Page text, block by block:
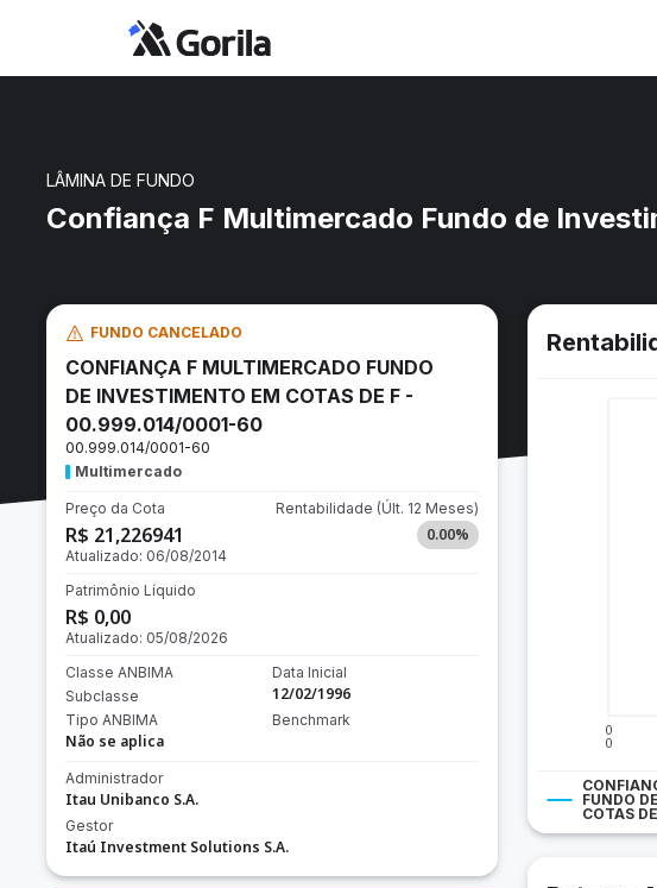
LÂMINA DE FUNDO
Confiança F Multimercado Fundo de
FUNDO CANCELADO
CONFIANÇA F MULTIMERCADO FUNDO
DE INVESTIMENTO EM COTAS DE F -
00.999.014/0001-60
00.999.014/0001-60
Multimercado
Preço da Cota
R$ 21,226941
Atualizado: 06/08/2014
Rentabilidade (Últ. 12 Meses)
0.00%
Patrimônio Líquido
R$ 0,00
Atualizado: 05/08/2026
Classe ANBIMA
Subclasse
Tipo ANBIMA
Não se aplica
Data Inicial
12/02/1996
Benchmark
Administrador
Itau Unibanco S.A.
Gestor
Itaú Investment Solutions S.A.
0
0
FUNDO
COTAS